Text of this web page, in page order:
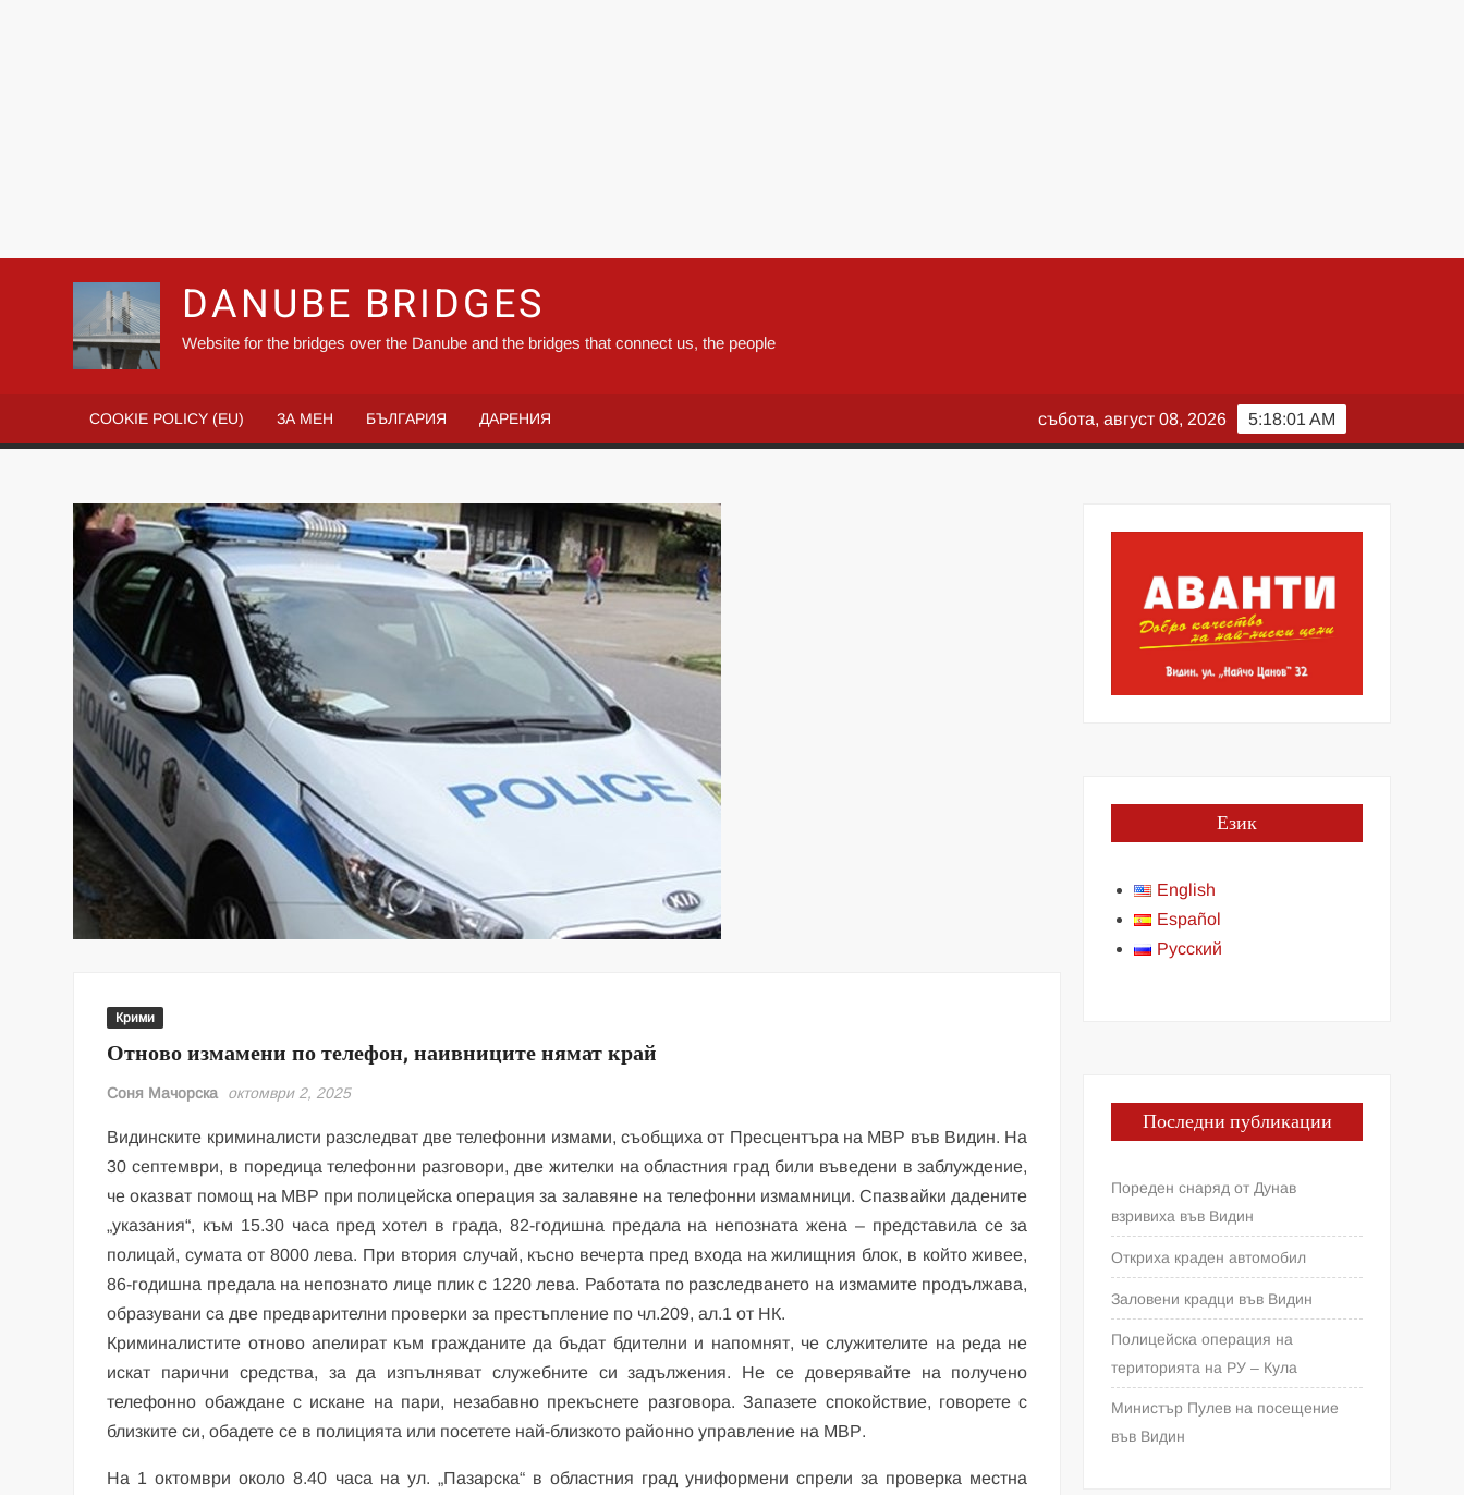
DANUBE BRIDGES
Website for the bridges over the Danube and the bridges that connect us, the people
COOKIE POLICY (EU) ЗА МЕН БЪЛГАРИЯ ДАРЕНИЯ 5:18:03 AM
събота, август 08, 2026
Крими
Отново измамени по телефон, наивниците нямат край
Соня Мачорска октомври 2, 2025
Видинските криминалисти разследват две телефонни измами, съобщиха от Пресцентъра на МВР във Видин. На
30 септември, в поредица телефонни разговори, две жителки на областния град били въведени в заблуждение,
че оказват помощ на МВР при полицейска операция за залавяне на телефонни измамници. Спазвайки дадените
„указания“, към 15.30 часа пред хотел в града, 82-годишна предала на непозната жена – представила се за
полицай, сумата от 8000 лева. При втория случай, късно вечерта пред входа на жилищния блок, в който живее,
86-годишна предала на непознато лице плик с 1220 лева. Работата по разследването на измамите продължава,
образувани са две предварителни проверки за престъпление по чл.209, ал.1 от НК.
Криминалистите отново апелират към гражданите да бъдат бдителни и напомнят, че служителите на реда не
искат парични средства, за да изпълняват служебните си задължения. Не се доверявайте на получено
телефонно обаждане с искане на пари, незабавно прекъснете разговора. Запазете спокойствие, говорете с
близките си, обадете се в полицията или посетете най-близкото районно управление на МВР.
На 1 октомври около 8.40 часа на ул. „Пазарска“ в областния град униформени спрели за проверка местна
Език
English
Español
Русский
Последни публикации
Пореден снаряд от Дунав
взривиха във Видин
Откриха краден автомобил
Заловени крадци във Видин
Полицейска операция на
територията на РУ – Кула
Министър Пулев на посещение
във Видин